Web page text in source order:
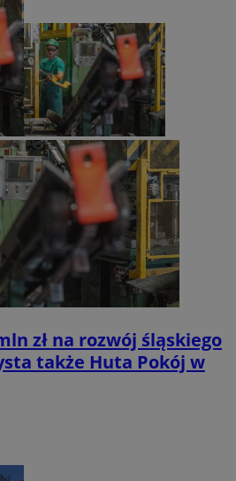
zł na rozwój śląskiego
także Huta Pokój w